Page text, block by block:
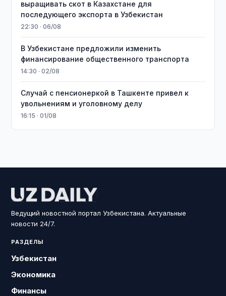
выращивать скот в Казахстане для
последующего экспорта в Узбекистан
22:30 · 06/08
В Узбекистане предложили изменить
финансирование общественного транспорта
14:30 · 02/08
Случай с пенсионеркой в Ташкенте привел к
увольнениям и уголовному делу
16:15 · 01/08
Ведущий новостной портал Узбекистана. Актуальные
новости 24/7.
РАЗДЕЛЫ
Узбекистан
Экономика
Финансы